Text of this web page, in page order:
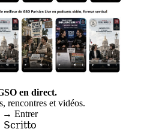
en direct.
rencontres et vidéos.
→ Entrer
Scritto